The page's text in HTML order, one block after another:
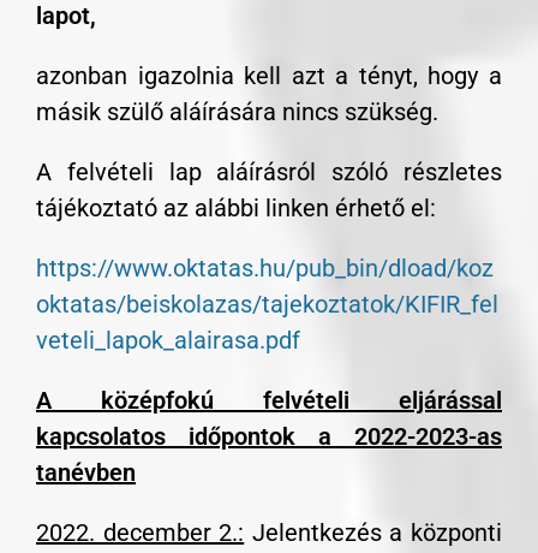
lapot,
azonban igazolnia kell azt a tényt, hogy a
másik szülő aláírására nincs szükség.
A felvételi lap aláírásról szóló részletes
tájékoztató az alábbi linken érhető el:
https://www.oktatas.hu/pub_bin/dload/koz
oktatas/beiskolazas/tajekoztatok/KIFIR_fel
veteli_lapok_alairasa.pdf
A középfokú felvételi eljárással
kapcsolatos időpontok a 2022-2023-as
tanévben
2022. december 2.: Jelentkezés a központi